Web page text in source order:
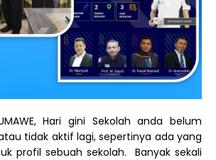
Hari gini Sekolah anda belum
tidak aktif lagi, sepertinya ada yang
profil sebuah sekolah.
Banyak sekali